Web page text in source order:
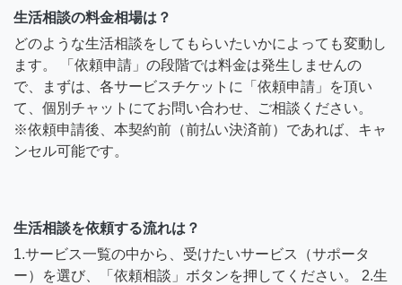
生活相談の料金相場は？
どのような生活相談をしてもらいたいかによっても変動し
ます。 「依頼申請」の段階では料金は発生しませんの
で、まずは、各サービスチケットに「依頼申請」を頂い
て、個別チャットにてお問い合わせ、ご相談ください。
※依頼申請後、本契約前（前払い決済前）であれば、キャ
ンセル可能です。
生活相談を依頼する流れは？
1.サービス一覧の中から、受けたいサービス（サポータ
ー）を選び、「依頼相談」ボタンを押してください。 2.生